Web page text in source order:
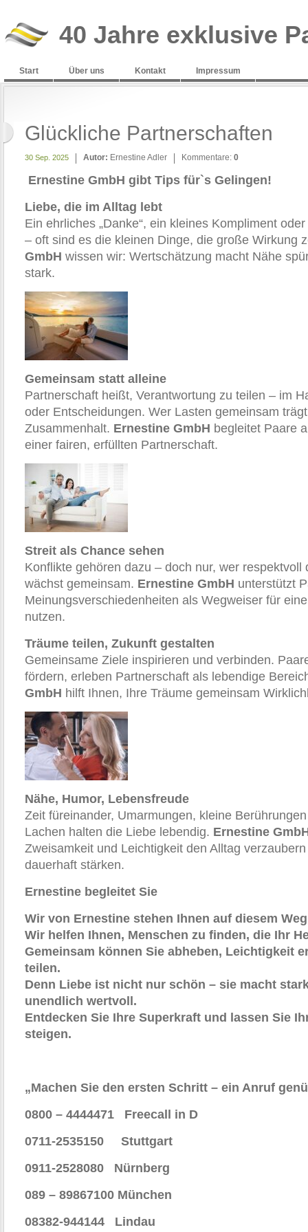
40 Jahre exklusive
Start Über uns Kontakt Impressum
Glückliche Partnerschaften
30 Sep. 2025 Autor: Ernestine Adler Kommentare: 0
Ernestine GmbH gibt Tips für`s Gelingen!
Liebe, die im Alltag lebt
Ein ehrliches „Danke“, ein kleines Kompliment
– oft sind es die kleinen Dinge, die große Wirkung
GmbH wissen wir: Wertschätzung macht Nähe
stark.
Gemeinsam statt alleine
Partnerschaft heißt, Verantwortung zu teilen – im
oder Entscheidungen. Wer Lasten gemeinsam
Zusammenhalt. Ernestine GmbH begleitet Paare
einer fairen, erfüllten Partnerschaft.
Streit als Chance sehen
Konflikte gehören dazu – doch nur, wer respektvoll
wächst gemeinsam. Ernestine GmbH unterstützt
Meinungsverschiedenheiten als Wegweiser für
nutzen.
Träume teilen, Zukunft gestalten
Gemeinsame Ziele inspirieren und verbinden.
fördern, erleben Partnerschaft als lebendige
GmbH hilft Ihnen, Ihre Träume gemeinsam
Nähe, Humor, Lebensfreude
Zeit füreinander, Umarmungen, kleine
Lachen halten die Liebe lebendig. Ernestine
Zweisamkeit und Leichtigkeit den Alltag
dauerhaft stärken.
Ernestine begleitet Sie
Wir von Ernestine stehen Ihnen auf diesem
Wir helfen Ihnen, Menschen zu finden, die Ihr
Gemeinsam können Sie abheben, Leichtigkeit
teilen.
Denn Liebe ist nicht nur schön – sie macht
unendlich wertvoll.
Entdecken Sie Ihre Superkraft und lassen Sie
steigen.
„Machen Sie den ersten Schritt – ein Anruf
0800 – 4444471 Freecall in D
0711-2535150 Stuttgart
0911-2528080 Nürnberg
089 – 89867100 München
08382-944144 Lindau